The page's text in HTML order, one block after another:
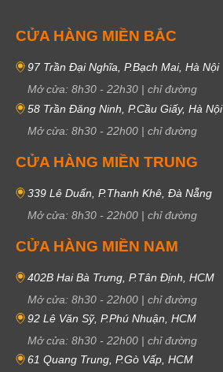
CỬA HÀNG MIỀN BẮC
97 Trần Đại Nghĩa, P.Bạch Mai, Hà Nội
Mở cửa: 8h30 - 22h30 | chỉ đường
58 Trần Đăng Ninh, P.Cầu Giấy, Hà Nội
Mở cửa: 8h30 - 22h00 | chỉ đường
CỬA HÀNG MIỀN TRUNG
339 Lê Duẩn, P.Thanh Khê, Đà Nẵng
Mở cửa: 8h30 - 22h00 | chỉ đường
CỬA HÀNG MIỀN NAM
402B Hai Bà Trưng, P.Tân Định, HCM
Mở cửa: 8h30 - 22h00 | chỉ đường
92 Lê Văn Sỹ, P.Phú Nhuận, HCM
Mở cửa: 8h30 - 22h00 | chỉ đường
61 Quang Trung, P.Gò Vấp, HCM